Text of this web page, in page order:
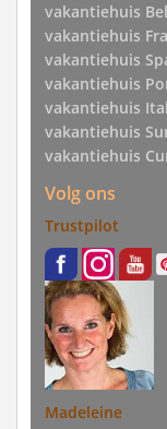
vakantiehuis
vakantiehuis
vakantiehuis
vakantiehuis
vakantiehuis
vakantiehuis
vakantiehuis
Volg ons
Trustpilot
Madeleine